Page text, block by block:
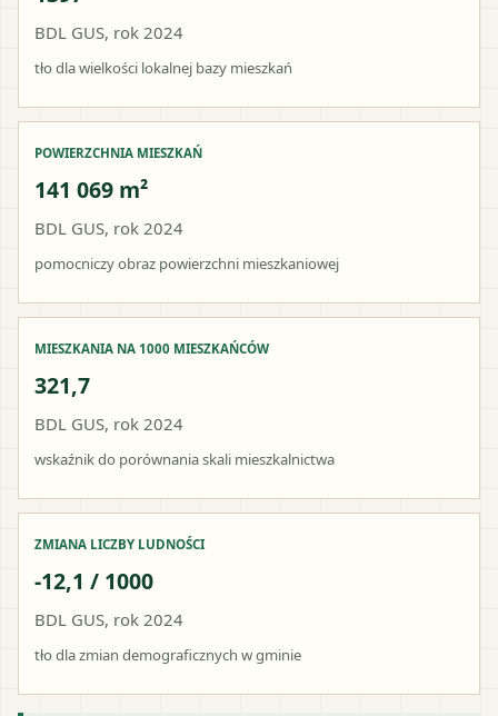
BDL GUS, rok 2024
tło dla wielkości lokalnej bazy mieszkań
POWIERZCHNIA MIESZKAŃ
141 069 m²
BDL GUS, rok 2024
pomocniczy obraz powierzchni mieszkaniowej
MIESZKANIA NA 1000 MIESZKAŃCÓW
321,7
BDL GUS, rok 2024
wskaźnik do porównania skali mieszkalnictwa
ZMIANA LICZBY LUDNOŚCI
-12,1 / 1000
BDL GUS, rok 2024
tło dla zmian demograficznych w gminie